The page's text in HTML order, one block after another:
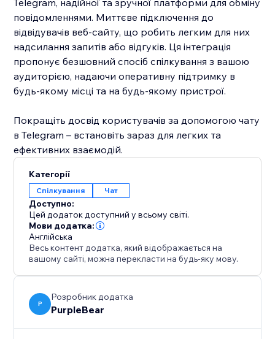
Telegram, надійної та зручної платформи для обміну
повідомленнями. Миттєве підключення до
відвідувачів веб-сайту, що робить легким для них
надсилання запитів або відгуків. Ця інтеграція
пропонує безшовний спосіб спілкування з вашою
аудиторією, надаючи оперативну підтримку в
будь-якому місці та на будь-якому пристрої.
Покращіть досвід користувачів за допомогою чату
в Telegram – встановіть зараз для легких та
ефективних взаємодій.
Категорії
Спілкування Чат
Доступно:
Цей додаток доступний у всьому світі.
Мови додатка:
Англійська
Весь контент додатка, який відображається на
вашому сайті, можна перекласти на будь-яку мову.
P
Розробник додатка
PurpleBear